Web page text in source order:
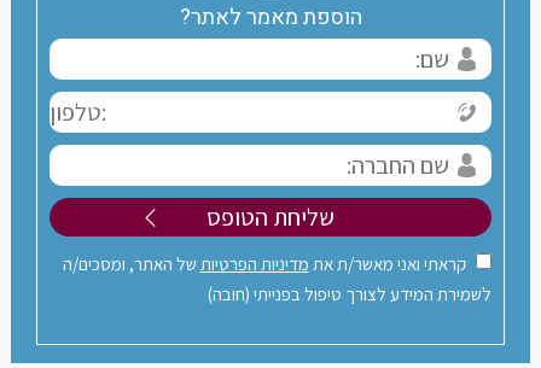
הוספת מאמר לאתר?
קראתי ואני מאשר/ת את מדיניות הפרטיות של האתר, ומסכים/ה
לשמירת המידע לצורך טיפול בפנייתי (חובה)